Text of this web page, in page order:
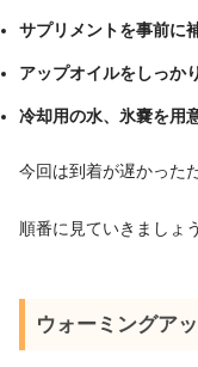
サプリメントを事前に
アップオイルをしっか
冷却用の水、氷嚢を用
今回は到着が遅かった
順番に見ていきましょ
ウォーミングア